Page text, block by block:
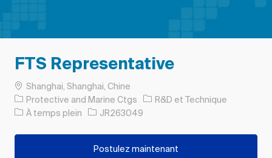
FTS Representative
Emplacement
Shanghai, Shanghai, Chine
Protective and Marine Ctgs
Catégorie
R&D et Technique
Type d’emploi
À temps plein ID de l’emploi
JR263049
Postulez maintenant